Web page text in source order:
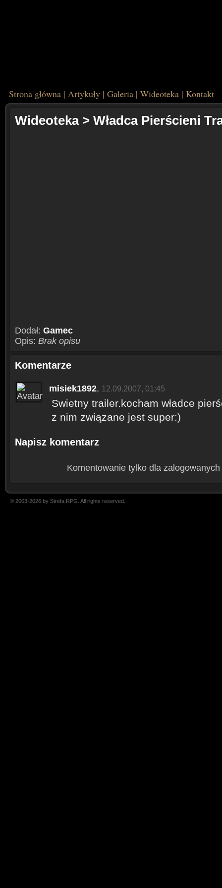
Strona główna | Artykuły | Galeria | Wideoteka | Kontakt
Wideoteka> Władca Pierścieni
Dodał: Gamec
Opis: Brak opisu
Komentarze
misiek1892, 12.09.2007, 01:45
Swietny trailer.kocham władce
z nim związane jest super:)
Napisz komentarz
Komentowanie tylko dla
© 2003-2026 by Strefa RPG. All rights reserved.